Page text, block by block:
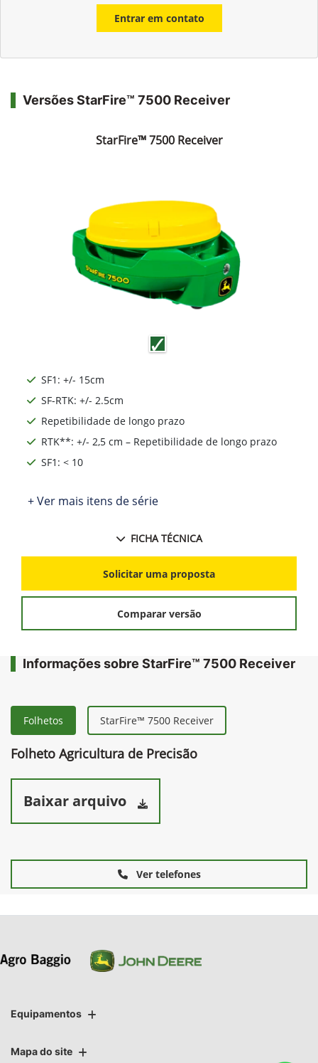
Entrar em contato
Versões StarFire™ 7500 Receiver
StarFire™ 7500 Receiver
SF1: +/- 15cm
SF-RTK: +/- 2.5cm
Repetibilidade de longo prazo
RTK**: +/- 2,5 cm – Repetibilidade de longo prazo
SF1: < 10
+ Ver mais itens de série
FICHA TÉCNICA
Solicitar uma proposta
Comparar versão
Informações sobre StarFire™ 7500 Receiver
Folhetos StarFire™ 7500 Receiver
Folheto Agricultura de Precisão
Baixar arquivo
Ver telefones
Equipamentos
Mapa do site